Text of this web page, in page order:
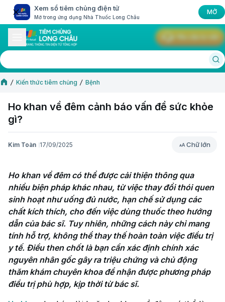
Xem sổ tiêm chủng điện tử
Mở trong ứng dụng Nhà Thuốc Long Châu
MỞ
Kiến thức tiêm chủng Bệnh
Ho khan về đêm cảnh báo vấn đề sức khỏe
gì?
Kim Toàn 17/09/2025 Chữ lớn
Ho khan về đêm có thể được cải thiện thông qua
nhiều biện pháp khác nhau, từ việc thay đổi thói quen
sinh hoạt như uống đủ nước, hạn chế sử dụng các
chất kích thích, cho đến việc dùng thuốc theo hướng
dẫn của bác sĩ. Tuy nhiên, những cách này chỉ mang
tính hỗ trợ, không thể thay thế hoàn toàn việc điều trị
y tế. Điều then chốt là bạn cần xác định chính xác
nguyên nhân gốc gây ra triệu chứng và chủ động
thăm khám chuyên khoa để nhận được phương pháp
điều trị phù hợp, kịp thời từ bác sĩ.